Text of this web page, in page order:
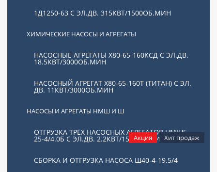
1Д1250-63 С ЭЛ.ДВ. 315КВТ/1500ОБ.МИН
ХИМИЧЕСКИЕ НАСОСЫ И АГРЕГАТЫ
НАСОСНЫЕ АГРЕГАТЫ Х80-65-160КСД С ЭЛ.ДВ.
18.5КВТ/3000ОБ.МИН
НАСОСНЫЙ АГРЕГАТ Х80-65-160Т (ТИТАН) С ЭЛ.
ДВ. 11КВТ/3000ОБ.МИН
НАСОСЫ И АГРЕГАТЫ НМШ И Ш
ОТГРУЗКА ТРЁХ НАСОСНЫХ АГРЕГАТОВ НМШ5-
25-4/4.0Б С ЭЛ.ДВ. 2.2КВТ/1500ОБ.МИН
СБОРКА И ОТГРУЗКА НАСОСА Ш40-4-19.5/4
Агрегат НМШФ 5-25-4,0/4 с двигателем 1х1500
100700 р.
В корзину
Акция Хит продаж